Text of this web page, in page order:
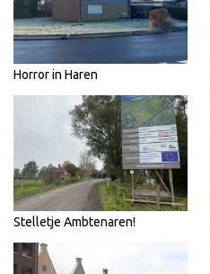
Horror in Haren
Stelletje Ambtenaren!